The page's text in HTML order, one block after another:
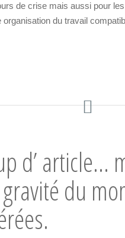
de crise mais aussi pour
du travail
d’ article…
du